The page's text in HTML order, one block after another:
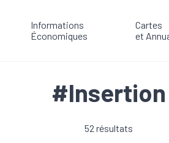
Informations
Économiques
Cartes
et
#Insertion
52 résultats